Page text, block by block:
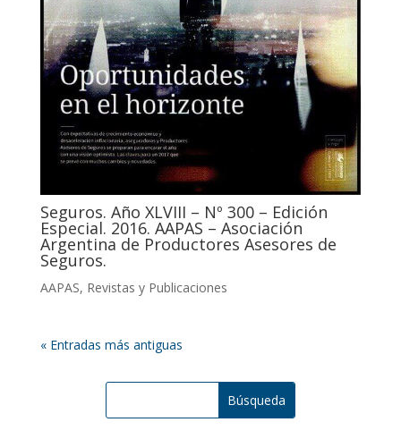
Seguros. Año XLVIII – Nº 300 – Edición
Especial. 2016. AAPAS – Asociación
Argentina de Productores Asesores de
Seguros.
AAPAS, Revistas y Publicaciones
« Entradas más antiguas